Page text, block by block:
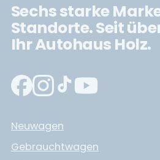
Sechs starke
Standorte. Seit
Ihr Autohaus Holz.
Neuwagen
Gebrauchtwagen